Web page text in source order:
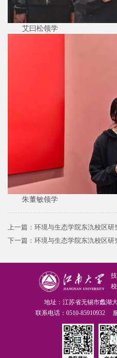
艾曰松领学
朱董敏领学
上一篇： 环境与生态学院东氿校区
下一篇： 环境与生态学院东氿校区
地址：江苏省无锡市蠡湖
联系电话：0510-85910932 服